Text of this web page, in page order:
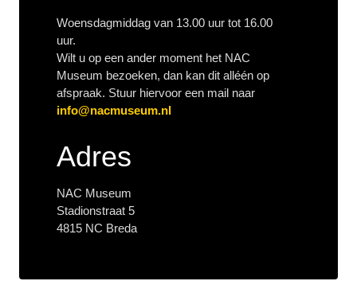
Woensdagmiddag van 13.00 uur tot 16.00
uur.
Wilt u op een ander moment het NAC
Museum bezoeken, dan kan dit alléén op
afspraak. Stuur hiervoor een mail naar
info@nacmuseum.nl
Adres
NAC Museum
Stadionstraat 5
4815 NC Breda